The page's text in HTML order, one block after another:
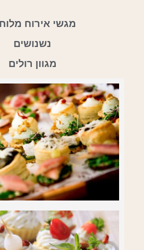
מגשי אירוח
נשנושים
מגוון רולים